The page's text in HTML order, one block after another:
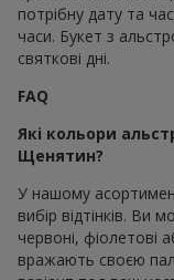
потрібну дату та
часи. Букет з
святкові дні.
FAQ
Які кольори
Щенятин?
У нашому
вибір відтінків. Ви
червоні, фіолетові
вражають своєю